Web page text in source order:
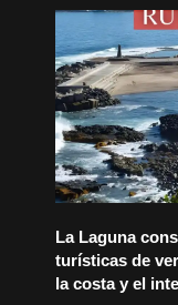
La Laguna
turísticas de
la costa y el